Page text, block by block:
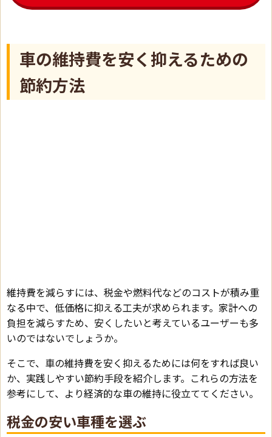
車の維持費を安く抑えるための
節約方法
維持費を減らすには、税金や燃料代などのコストが積み重
なる中で、低価格に抑える工夫が求められます。家計への
負担を減らすため、安くしたいと考えているユーザーも多
いのではないでしょうか。
そこで、車の維持費を安く抑えるためには何をすれば良い
か、実践しやすい節約手段を紹介します。これらの方法を
参考にして、より経済的な車の維持に役立ててください。
税金の安い車種を選ぶ